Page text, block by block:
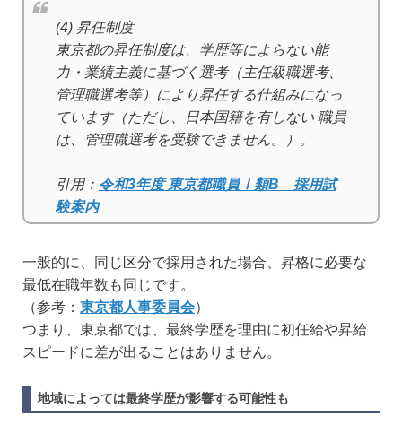
(4) 昇任制度
東京都の昇任制度は、学歴等によらない能
力・業績主義に基づく選考（主任級職選考、
管理職選考等）により昇任する仕組みになっ
ています（ただし、日本国籍を有しない 職員
は、管理職選考を受験できません。）。
引用： 令和3年度 東京都職員Ⅰ類B 採用試
験案内
一般的に、同じ区分で採用された場合、昇格に必要な
最低在職年数も同じです。
（参考： 東京都人事委員会）
つまり、東京都では、最終学歴を理由に初任給や昇給
スピードに差が出ることはありません。
地域によっては最終学歴が影響する可能性も